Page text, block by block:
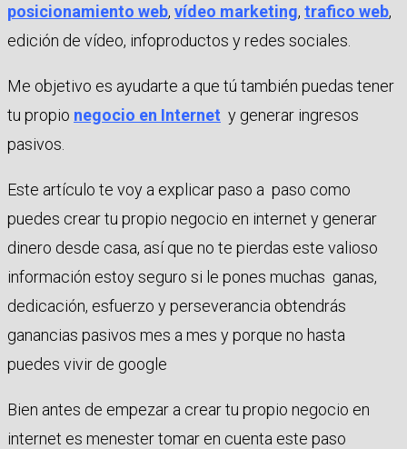
posicionamiento web, vídeo marketing, trafico web,
edición de vídeo, infoproductos y redes sociales.
Me objetivo es ayudarte a que tú también puedas tener
tu propio negocio en Internet y generar ingresos
pasivos.
Este artículo te voy a explicar paso a paso como
puedes crear tu propio negocio en internet y generar
dinero desde casa, así que no te pierdas este valioso
información estoy seguro si le pones muchas ganas,
dedicación, esfuerzo y perseverancia obtendrás
ganancias pasivos mes a mes y porque no hasta
puedes vivir de google
Bien antes de empezar a crear tu propio negocio en
internet es menester tomar en cuenta este paso